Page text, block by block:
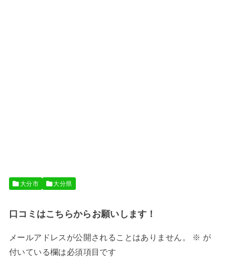
大分市 大分県
口コミはこちらからお願いします！
メールアドレスが公開されることはありません。 ※ が
付いている欄は必須項目です